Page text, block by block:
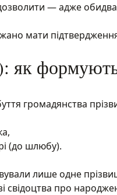
— адже обидва
мати
громадянства
(до шлюбу).
лише одне
свідоцтва про